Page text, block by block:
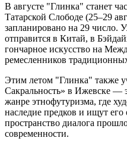
В августе "Глинка" станет
Татарской Слободе (25–29
запланировано на 29 число.
отправится в Китай, в
гончарное искусство на
ремесленников
Этим летом "Глинка" также
Сакральность» в Ижевске —
жанре этнофутуризма, где
наследие предков и ищут
пространство диалога
современности.